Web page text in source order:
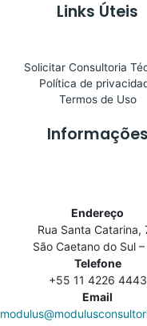
Links Úteis
Solicitar Consultoria
Política de
Termos de Uso
Informações
Endereço
Rua Santa Catarina,
São Caetano do Sul –
Telefone
+55 11 4226 4443
Email